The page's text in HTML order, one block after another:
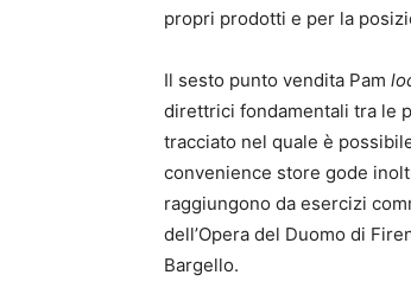
propri prodotti e per la
Il sesto punto vendita Pam
direttrici fondamentali tra le
tracciato nel quale è
convenience store gode
raggiungono da esercizi
dell’Opera del Duomo di
Bargello.